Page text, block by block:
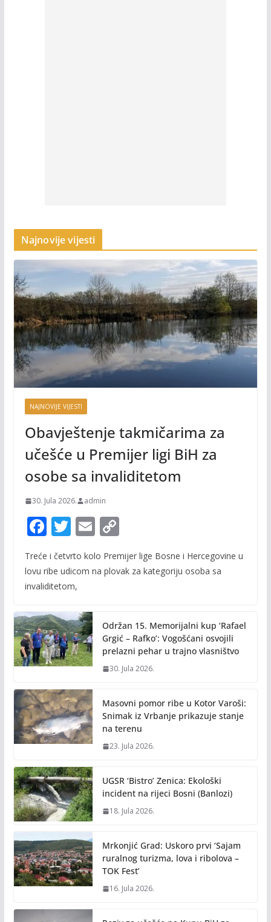
Najnovije vijesti
NAJNOVIJE VIJESTI
Obavještenje takmičarima za
učešće u Premijer ligi BiH za
osobe sa invaliditetom
30. Jula 2026. admin
F
ac
e
b
o
k
T
w
itt
er
E
m
ai
C
p
n
k
Treće i četvrto kolo Premijer lige Bosne i Hercegovine u
lovu ribe udicom na plovak za kategoriju osoba sa
invaliditetom,
Održan 15. Memorijalni kup ‘Rafael
Grgić – Rafko’: Vogošćani osvojili
prelazni pehar u trajno vlasništvo
30. Jula 2026.
Masovni pomor ribe u Kotor Varoši:
Snimak iz Vrbanje prikazuje stanje
na terenu
23. Jula 2026.
UGSR ‘Bistro’ Zenica: Ekološki
incident na rijeci Bosni (Banlozi)
18. Jula 2026.
Mrkonjić Grad: Uskoro prvi ‘Sajam
ruralnog turizma, lova i ribolova –
TOK Fest’
16. Jula 2026.